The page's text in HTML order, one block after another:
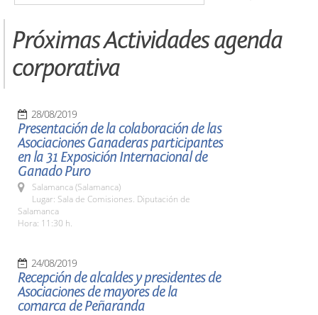
Próximas Actividades agenda
corporativa
28/08/2019
Presentación de la colaboración de las
Asociaciones Ganaderas participantes
en la 31 Exposición Internacional de
Ganado Puro
Salamanca (Salamanca)
Lugar: Sala de Comisiones. Diputación de
Salamanca
Hora: 11:30 h.
24/08/2019
Recepción de alcaldes y presidentes de
Asociaciones de mayores de la
comarca de Peñaranda